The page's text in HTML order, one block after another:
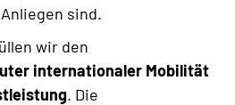
sind.
wir den
internationaler Mobilität
. Die